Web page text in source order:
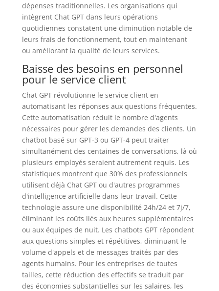
dépenses traditionnelles. Les organisations qui
intègrent Chat GPT dans leurs opérations
quotidiennes constatent une diminution notable de
leurs frais de fonctionnement, tout en maintenant
ou améliorant la qualité de leurs services.
Baisse des besoins en personnel
pour le service client
Chat GPT révolutionne le service client en
automatisant les réponses aux questions fréquentes.
Cette automatisation réduit le nombre d'agents
nécessaires pour gérer les demandes des clients. Un
chatbot basé sur GPT-3 ou GPT-4 peut traiter
simultanément des centaines de conversations, là où
plusieurs employés seraient autrement requis. Les
statistiques montrent que 30% des professionnels
utilisent déjà Chat GPT ou d'autres programmes
d'intelligence artificielle dans leur travail. Cette
technologie assure une disponibilité 24h/24 et 7j/7,
éliminant les coûts liés aux heures supplémentaires
ou aux équipes de nuit. Les chatbots GPT répondent
aux questions simples et répétitives, diminuant le
volume d'appels et de messages traités par des
agents humains. Pour les entreprises de toutes
tailles, cette réduction des effectifs se traduit par
des économies substantielles sur les salaires, les